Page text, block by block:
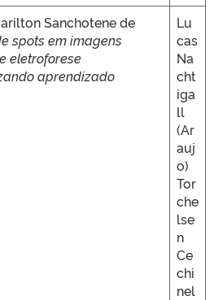
Sanchotene de
spots em imagens
eletroforese
aprendizado
Lu
cas
Na
cht
iga
ll
(Ar
auj
o)
Tor
che
lse
n
Ce
chi
nel